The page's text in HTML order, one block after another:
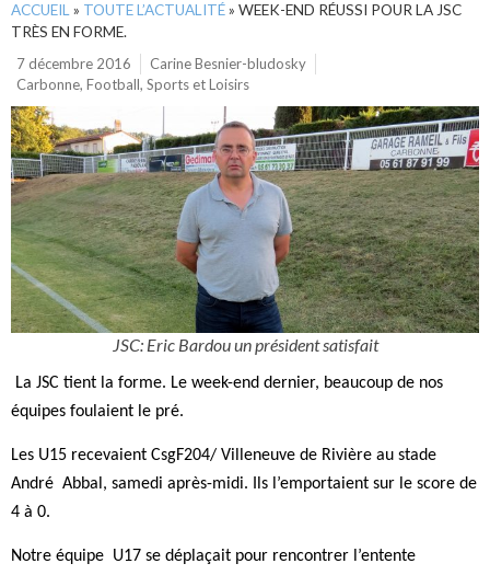
ACCUEIL » TOUTE L’ACTUALITÉ» WEEK-END RÉUSSI POUR LA JSC
TRÈS EN FORME.
7 décembre 2016
Carine Besnier-bludosky
Carbonne, Football, Sports et Loisirs
JSC: Eric Bardou un président satisfait
La JSC tient la forme. Le week-end dernier, beaucoup de nos
équipes foulaient le pré.
Les U15 recevaient CsgF204/ Villeneuve de Rivière au stade
André Abbal, samedi après-midi. Ils l’emportaient sur le score de
4 à 0.
Notre équipe U17 se déplaçait pour rencontrer l’entente